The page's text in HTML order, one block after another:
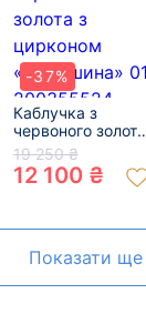
-37%
Каблучка з
червоного золота
з цирконом
«Конюшина» 01-
200355524
19 250 ₴
12 100 ₴
Показати ще